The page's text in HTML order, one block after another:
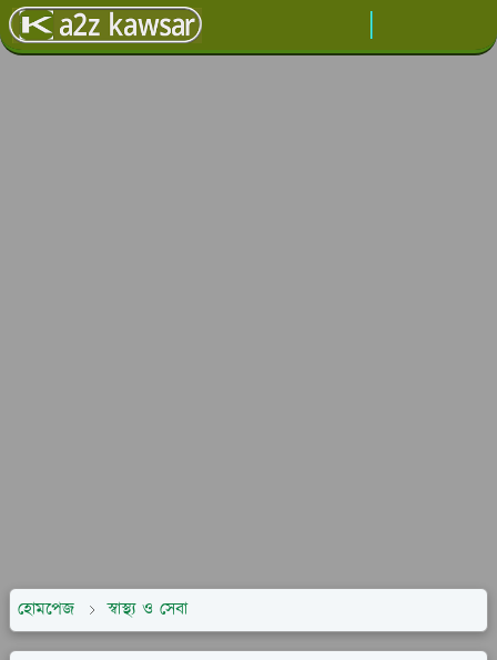
হোমপেজ স্বাস্থ্য ও সেবা